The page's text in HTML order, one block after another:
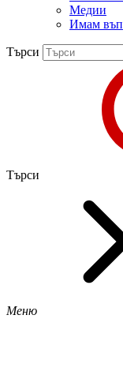
Медии
Имам
Търси
Търси
Меню